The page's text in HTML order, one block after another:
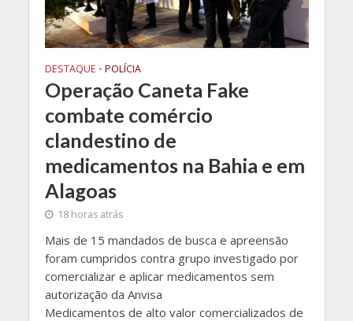
DESTAQUE • POLÍCIA
Operação Caneta Fake
combate comércio
clandestino de
medicamentos na Bahia e em
Alagoas
18 horas atrás
Mais de 15 mandados de busca e apreensão
foram cumpridos contra grupo investigado por
comercializar e aplicar medicamentos sem
autorização da Anvisa
Medicamentos de alto valor comercializados de